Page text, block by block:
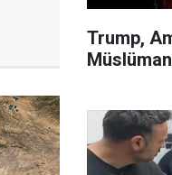
Trump,